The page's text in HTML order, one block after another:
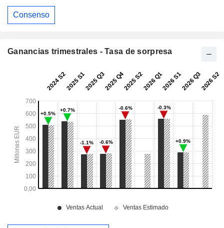
Consenso
Ganancias trimestrales - Tasa de sorpresa